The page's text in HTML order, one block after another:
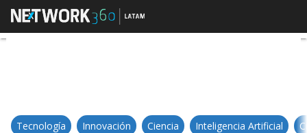
Bogotá apuesta por distritos de
Tecnología Innovación Ciencia Inteligencia Artificial